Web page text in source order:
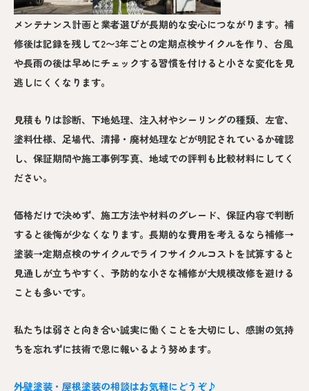
メンテナンス計画と業者選びが長期的な安心につながります。補
修後は記録を残して2〜3年ごとの定期点検サイクルを作り、台風
や長雨の後は早めにチェックする習慣を付けると小さな変化を見
逃しにくくなります。
見積もりは診断、下地処理、注入材やシーリングの種類、左官、
塗料仕様、足場代、清掃・廃材処理などが明記されているか確認
し、保証期間や施工事例写真、地域での評判も比較材料にしてく
ださい。
価格だけで決めず、施工方法や材料のグレード、保証内容で判断
すると後悔が少なくなります。長期的な費用を考えるなら補修→
塗装→定期点検のサイクルでライフサイクルコストを試算すると
見通しが立ちやすく、予防的な小さな補修が大規模改修を避ける
ことも多いです。
私たちは弱さと向き合い誠実に働くことを大切にし、感謝の気持
ちを忘れずに技術で恩に報いるよう努めます。
外壁塗装・屋根塗装の相談はお気軽にどうぞ♪